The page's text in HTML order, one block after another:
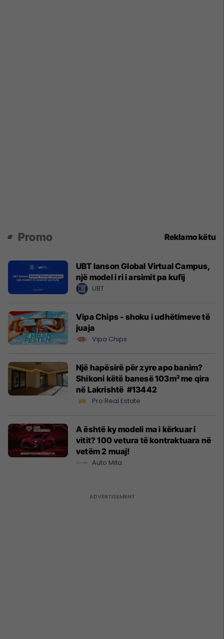
Promo Reklamo këtu
UBT lanson Global Virtual Campus,
një model i ri i arsimit pa kufij
UBT
Vipa Chips - shoku i udhëtimeve të
juaja
Vipa Chips
Një hapësirë për zyre apo banim?
Shikoni këtë banesë 103m² me qira
në Lakrishtë #13442
Pro Real Estate
A është ky modeli ma i kërkuar i
vitit? 100 vetura të kontraktuara në
vetëm 2 muaj!
Auto Mita